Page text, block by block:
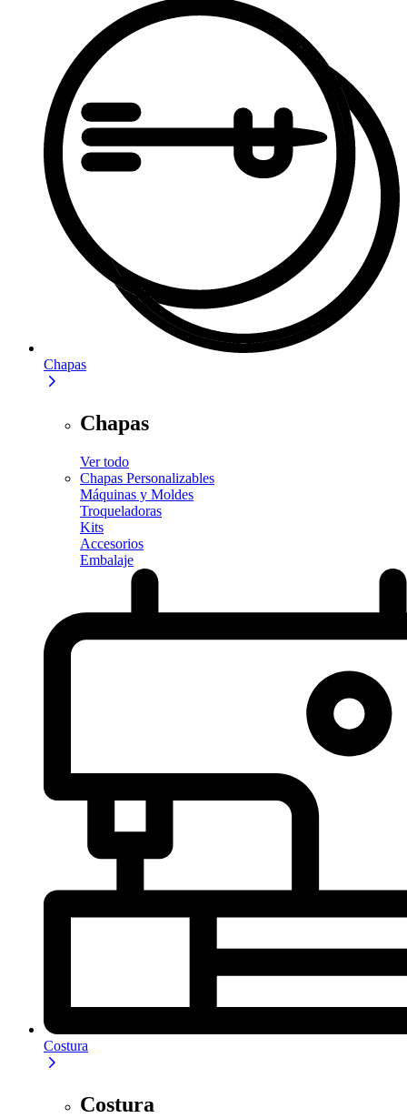
Chapas
Chapas
Ver todo
Chapas Personalizables
Máquinas y Moldes
Troqueladoras
Kits
Accesorios
Embalaje
Costura
Costura